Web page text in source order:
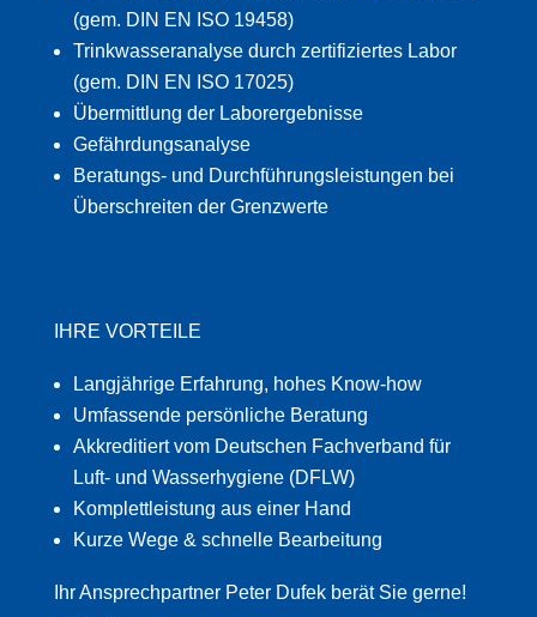
(gem. DIN EN ISO 19458)
Trinkwasseranalyse durch zertifiziertes Labor
(gem. DIN EN ISO 17025)
Übermittlung der Laborergebnisse
Gefährdungsanalyse
Beratungs- und Durchführungsleistungen bei
Überschreiten der Grenzwerte
IHRE VORTEILE
Langjährige Erfahrung, hohes Know-how
Umfassende persönliche Beratung
Akkreditiert vom Deutschen Fachverband für
Luft- und Wasserhygiene (DFLW)
Komplettleistung aus einer Hand
Kurze Wege & schnelle Bearbeitung
Ihr Ansprechpartner Peter Dufek berät Sie gerne!